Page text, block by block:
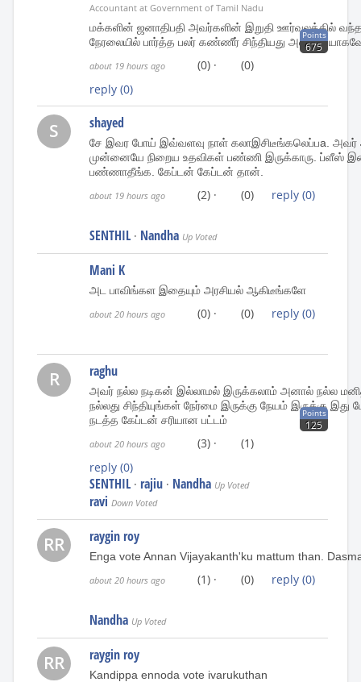
Accountant at Government of Tamil Nadu
மக்களின் ஜனாதிபதி அவர்களின் இறுதி ஊர்வலத்தில்
நேரலையில் பார்த்த பலர் கண்ணீர் சிந்தியது
Points
675
about 19 hours ago (0) ·
(0)
reply (0)
S shayed
சே இவர போய் இவ்வளவு நாள் கலாஇசிடீங்கலெப்பa. அவர்
முன்னையே நிறைய உதவிகள் பண்ணி இருக்காரு. ப்ளீஸ்
பண்ணாதீங்க. கேப்டன் கேப்டன் தான்.
about 19 hours ago (2) · (0) reply (0)
SENTHIL · Nandha Up Voted
Mani K
அட பாவிங்கள இதையும் அரசியல் ஆகிடீங்களே
about 20 hours ago (0) · (0) reply (0)
R raghu
அவர் நல்ல நடிகன் இல்லாமல் இருக்கலாம் அனால் நல்ல
நல்லது சிந்தியுங்கள் நேர்மை இருக்கு நேயம் இருக்கு
நடத்த கேப்டன் சரியான பட்டம்
Points
125
about 20 hours ago (3) ·
(1)
reply (0)
SENTHIL · rajiu · Nandha Up Voted
ravi Down Voted
RR raygin roy
Enga vote Annan Vijayakanth'ku mattum than.
about 20 hours ago (1) · (0) reply (0)
Nandha Up Voted
RR raygin roy
Kandippa ennoda vote ivarukuthan